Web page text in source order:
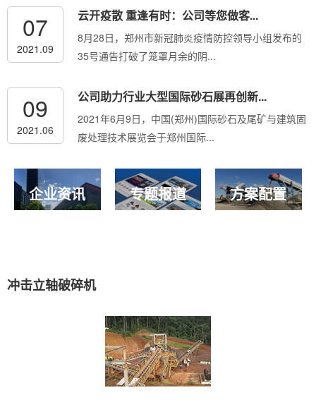
07
2021.09
云开疫散 重逢有时：公司等您做客...
8月28日，郑州市新冠肺炎疫情防控领导小组发布的
35号通告打破了笼罩月余的阴...
09
2021.06
公司助力行业大型国际砂石展再创新...
2021年6月9日，中国(郑州)国际砂石及尾矿与建筑固
废处理技术展览会于郑州国际...
企业资讯 专题报道 方案配置
冲击立轴破碎机